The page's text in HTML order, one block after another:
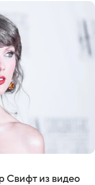
Свифт из видео